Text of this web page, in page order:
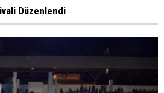
Düzenlendi